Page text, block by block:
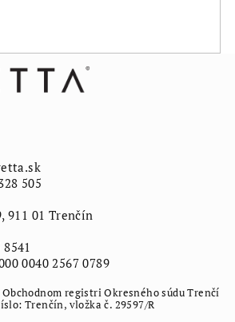
505
911 01 Trenčín
8541
0040 2567 0789
registri Okresného súdu Trenčí
Trenčín, vložka č. 29597/R